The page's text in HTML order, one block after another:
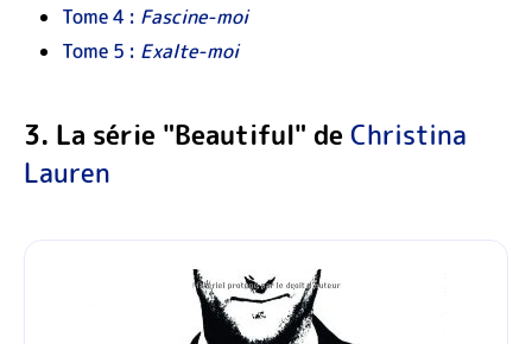
Tome 4 : Fascine-moi
Tome 5 : Exalte-moi
3. La série "Beautiful" deChristina
Lauren